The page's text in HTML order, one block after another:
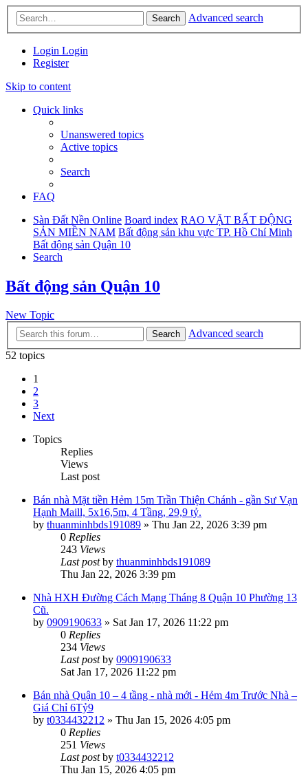
Search Advanced search
Login Login
Register
Skip to content
Quick links
Unanswered topics
Active topics
Search
FAQ
Sàn Đất Nền Online Board index RAO VẶT BẤT ĐỘNG
SẢN MIỀN NAM Bất động sản khu vực TP. Hồ Chí Minh
Bất động sản Quận 10
Search
Bất động sản Quận 10
New Topic
Search
Advanced search
52 topics
1
2
3
Next
Topics
Replies
Views
Last post
Bán nhà Mặt tiền Hẻm 15m Trần Thiện Chánh - gần Sư Vạn
Hạnh Maill, 5x16,5m, 4 Tầng, 29,9 tỷ.
by thuanminhbds191089 » Thu Jan 22, 2026 3:39 pm
0 Replies
243 Views
Last postby thuanminhbds191089
Thu Jan 22, 2026 3:39 pm
Nhà HXH Đường Cách Mạng Tháng 8 Quận 10 Phường 13
Cũ.
by 0909190633 » Sat Jan 17, 2026 11:22 pm
0 Replies
234 Views
Last postby 0909190633
Sat Jan 17, 2026 11:22 pm
Bán nhà Quận 10 – 4 tầng - nhà mới - Hẻm 4m Trước Nhà –
Giá Chỉ 6Tỷ9
by t0334432212 » Thu Jan 15, 2026 4:05 pm
0 Replies
251 Views
Last postby t0334432212
Thu Jan 15, 2026 4:05 pm